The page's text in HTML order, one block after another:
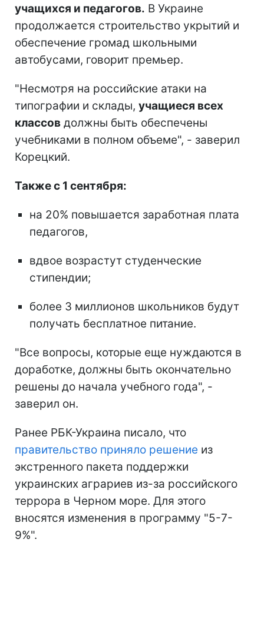
учащихся и педагогов. В Украине
продолжается строительство укрытий и
обеспечение громад школьными
автобусами, говорит премьер.
"Несмотря на российские атаки на
типографии и склады, учащиеся всех
классов должны быть обеспечены
учебниками в полном объеме", - заверил
Корецкий.
Также с 1 сентября:
на 20% повышается заработная плата
педагогов,
вдвое возрастут студенческие
стипендии;
более 3 миллионов школьников будут
получать бесплатное питание.
"Все вопросы, которые еще нуждаются в
доработке, должны быть окончательно
решены до начала учебного года", -
заверил он.
Ранее РБК-Украина писало, что
правительство приняло решение из
экстренного пакета поддержки
украинских аграриев из-за российского
террора в Черном море. Для этого
вносятся изменения в программу "5-7-
9%".